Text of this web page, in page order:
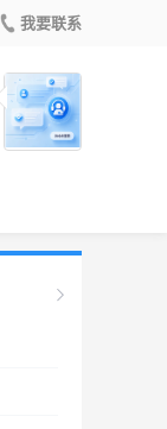
我要联系